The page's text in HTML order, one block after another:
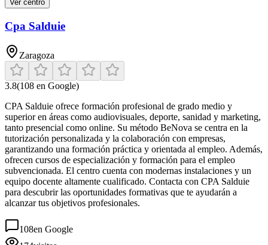
Ver centro
Cpa Salduie
Zaragoza
3.8(108 en Google)
CPA Salduie ofrece formación profesional de grado medio y
superior en áreas como audiovisuales, deporte, sanidad y marketing,
tanto presencial como online. Su método BeNova se centra en la
tutorización personalizada y la colaboración con empresas,
garantizando una formación práctica y orientada al empleo. Además,
ofrecen cursos de especialización y formación para el empleo
subvencionada. El centro cuenta con modernas instalaciones y un
equipo docente altamente cualificado. Contacta con CPA Salduie
para descubrir las oportunidades formativas que te ayudarán a
alcanzar tus objetivos profesionales.
108en Google